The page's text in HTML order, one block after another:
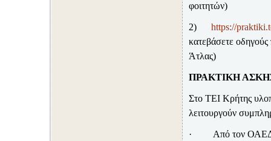
φοιτητών)
2)
https://
κατεβάσετε οδηγούς
Άτλας)
ΠΡΑΚΤΙΚΗ
Στο ΤΕΙ Κρήτης
λειτουργούν
· Από τον